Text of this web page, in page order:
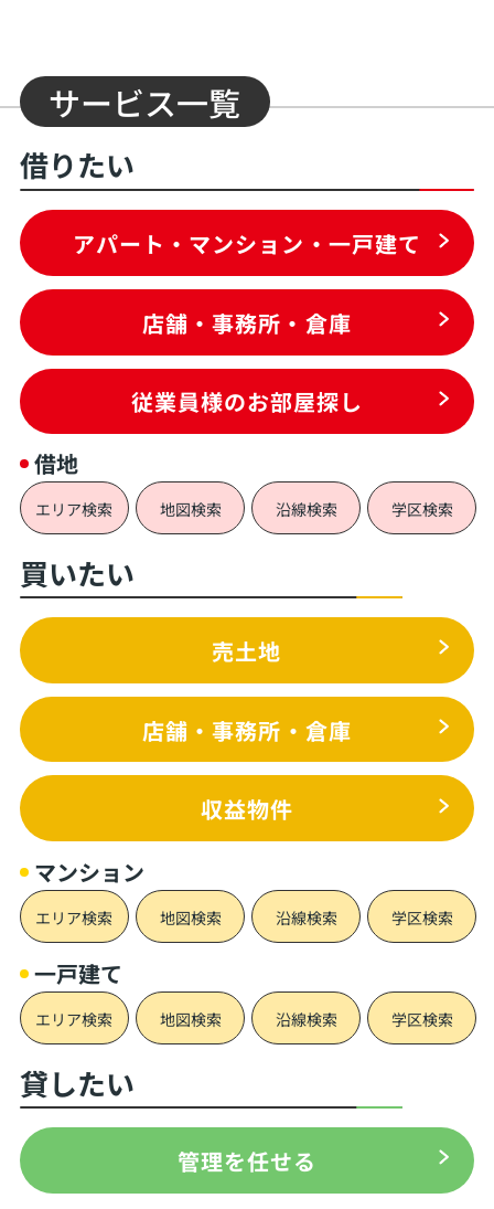
サービス一覧
借りたい
アパート・マンション・一戸建て
店舗・事務所・倉庫
従業員様のお部屋探し
借地
エリア検索 地図検索 沿線検索 学区検索
買いたい
売土地
店舗・事務所・倉庫
収益物件
マンション
エリア検索 地図検索 沿線検索 学区検索
一戸建て
エリア検索 地図検索 沿線検索 学区検索
貸したい
管理を任せる